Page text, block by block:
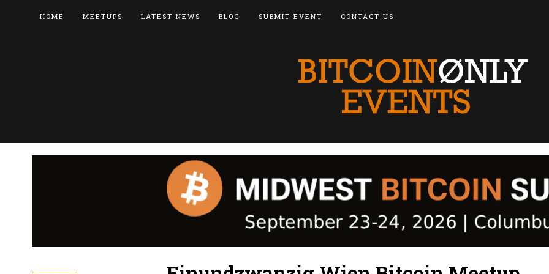
HOME MEETUPS LATEST NEWS BLOG SUBMIT EVENT CONTACT US